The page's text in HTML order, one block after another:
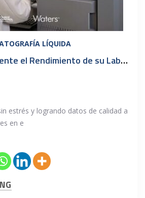
LÍQUIDA
Cambie Radicalmente el Rendimiento de su Laboratorio con el Sistema HPLC Alliance iS
estrés y logrando datos de calidad a
en e